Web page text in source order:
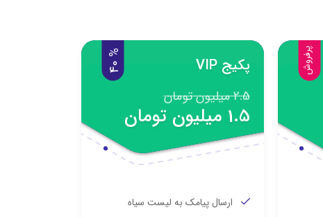
پرفروش پکیج VIP
2.5 میلیون تومان
1.5 میلیون تومان
%
4
0
ارسال پیامک به لیست سیاه